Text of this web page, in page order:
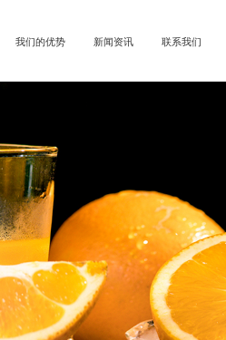
我们的优势 新闻资讯 联系我们